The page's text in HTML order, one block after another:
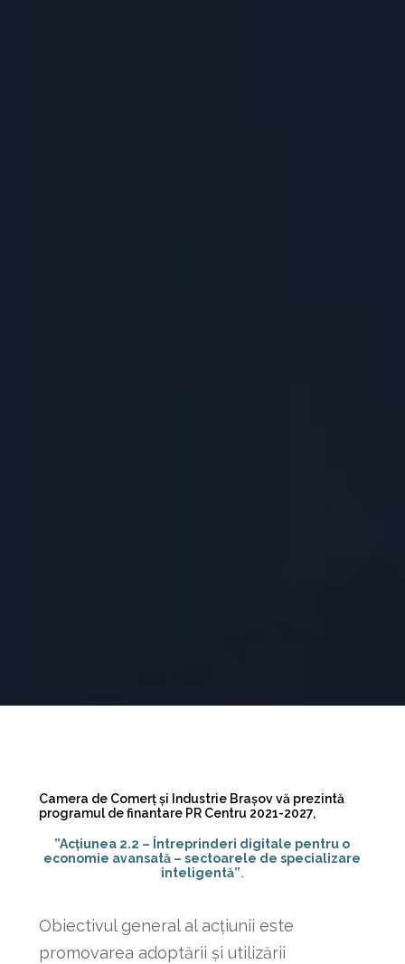
Camera de Comerț și Industrie Brașov vă prezintă
programul de finantare PR Centru 2021-2027,
”Acțiunea 2.2 – Întreprinderi digitale pentru o
economie avansată – sectoarele de specializare
inteligentă”.
Obiectivul general al acțiunii este
promovarea adoptării și utilizării